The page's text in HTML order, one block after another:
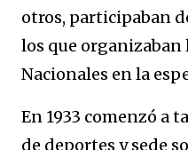
otros, participaban
los que organizaban
Nacionales en la
En 1933 comenzó a
de deportes y sede